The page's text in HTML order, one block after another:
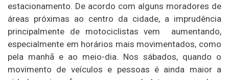
estacionamento. De acordo com alguns moradores de
áreas próximas ao centro da cidade, a imprudência
principalmente de motociclistas vem aumentando,
especialmente em horários mais movimentados, como
pela manhã e ao meio-dia. Nos sábados, quando o
movimento de veículos e pessoas é ainda maior a